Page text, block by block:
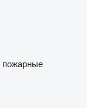
пожарные